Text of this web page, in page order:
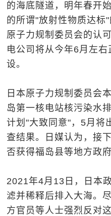
的海底隧道，明年春开
的所谓"放射性物质达标
原子力规制委员会的认
电公司将从今年6月左
设。
日本原子力规制委员会
岛第一核电站核污染水
计划"大致同意"，5月将
查结果。日媒认为，接
否获得福岛县等地方政
2021年4月13日，日本
滤并稀释后排入大海。
方官员等人士强烈反对